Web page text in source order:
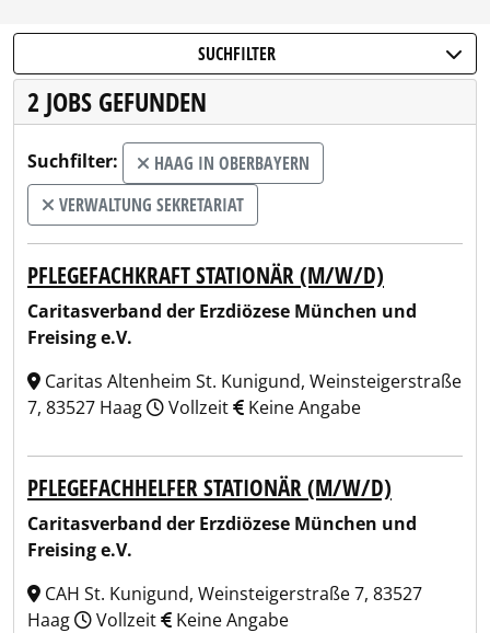
SUCHFILTER
2 JOBS GEFUNDEN
Suchfilter:
HAAG IN OBERBAYERN
VERWALTUNG SEKRETARIAT
PFLEGEFACHKRAFT STATIONÄR (M/W/D)
Caritasverband der Erzdiözese München und
Freising e.V.
Caritas Altenheim St. Kunigund, Weinsteigerstraße
7, 83527 Haag
Vollzeit Keine Angabe
PFLEGEFACHHELFER STATIONÄR (M/W/D)
Caritasverband der Erzdiözese München und
Freising e.V.
CAH St. Kunigund, Weinsteigerstraße 7, 83527
Haag
Vollzeit Keine Angabe